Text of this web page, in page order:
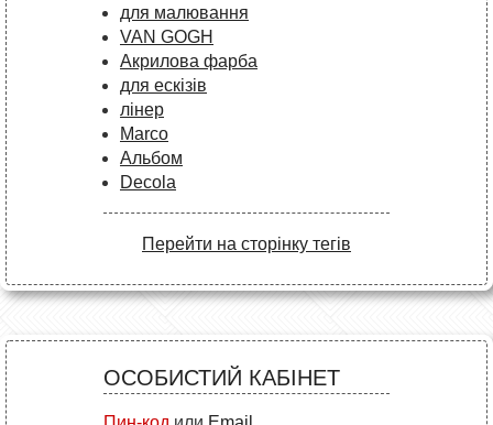
для малювання
VAN GOGH
Акрилова фарба
для ескізів
лінер
Marco
Альбом
Decola
Перейти на сторінку тегів
ОСОБИСТИЙ КАБІНЕТ